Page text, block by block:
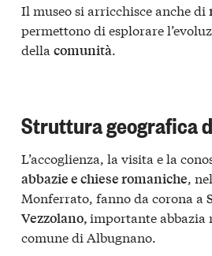
Il museo si arricchisce anche di
permettono di esplorare
della comunità.
Struttura geografica
L’accoglienza, la visita e la
abbazie e chiese romaniche,
Monferrato, fanno da corona a
Vezzolano,importante abbazia
comune di Albugnano.